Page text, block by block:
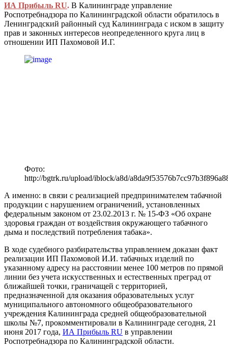
ИА Прибыль RU. В Калининграде управление
Роспотребнадзора по Калининградской области обратилось в
Ленинградский районный суд Калининграда с иском в защиту
прав и законных интересов неопределенного круга лиц в
отношении ИП Пахомовой И.Г.
Фото:
http://bgtrk.ru/upload/iblock/a8d/
А именно: в связи с реализацией предпринимателем табачной
продукции с нарушением ограничений, установленных
федеральным законом от 23.02.2013 г. № 15-ФЗ «Об охране
здоровья граждан от воздействия окружающего табачного
дыма и последствий потребления табака».
В ходе судебного разбирательства управлением доказан факт
реализации ИП Пахомовой И.И. табачных изделий по
указанному адресу на расстоянии менее 100 метров по прямой
линии без учета искусственных и естественных преград от
ближайшей точки, граничащей с территорией,
предназначенной для оказания образовательных услуг
муниципального автономного общеобразовательного
учреждения Калининграда средней общеобразовательной
школы №7, прокомментировали в Калининграде сегодня, 21
июня 2017 года, ИА Прибыль RU в управлении
Роспотребнадзора по Калининградской области.